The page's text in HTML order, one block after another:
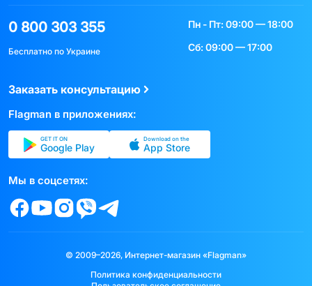
0 800 303 355
Бесплатно по Украине
Пн - Пт: 09:00 — 18:00
Сб: 09:00 — 17:00
Заказать консультацию
Flagman в приложениях:
GET IT ON
Google Play
Download on the
App Store
Мы в соцсетях:
© 2009–2026, Интернет-магазин «Flagman»
Политика конфиденциальности